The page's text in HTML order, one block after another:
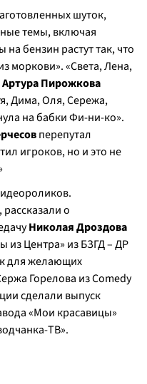
шуток,
темы, включая
бензин растут так, что
моркови». «Света, Лена,
Артура Пирожкова
Дима, Оля, Сережа,
на бабки Фи-ни-ко».
перепутал
игроков, но и это не
о
Николая Дроздова
из Центра» из БЗГД – ДР
для желающих
Горелова из Comedy
сделали выпуск
«Мои красавицы»
ТВ».